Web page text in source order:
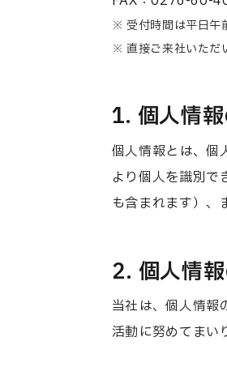
受付時間は平日午
直接ご来社いただ
1. 個人情
個人情報とは、個
より個人を識別で
も含まれます）、
2. 個人情
当社は、個人情報
活動に努めてまい